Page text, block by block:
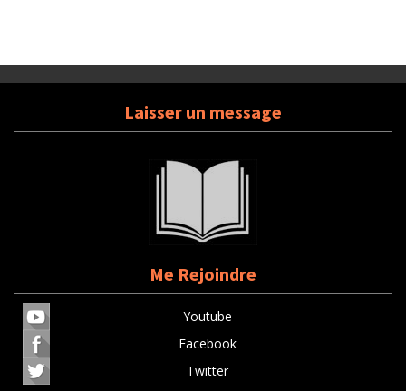
Laisser un message
Me Rejoindre
Youtube
Facebook
Twitter